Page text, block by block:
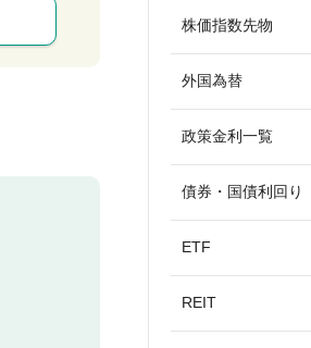
株価指数先物
外国為替
政策金利一覧
債券・国債利回り
ETF
REIT